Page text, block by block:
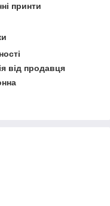
принти
від продавця